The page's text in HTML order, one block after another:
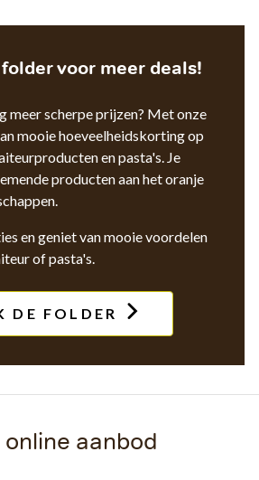
voor meer deals!
meer scherpe prijzen? Met onze
mooie hoeveelheidskorting op
en pasta's. Je
producten aan het oranje
en geniet van mooie voordelen
of pasta's.
DE FOLDER
online aanbod